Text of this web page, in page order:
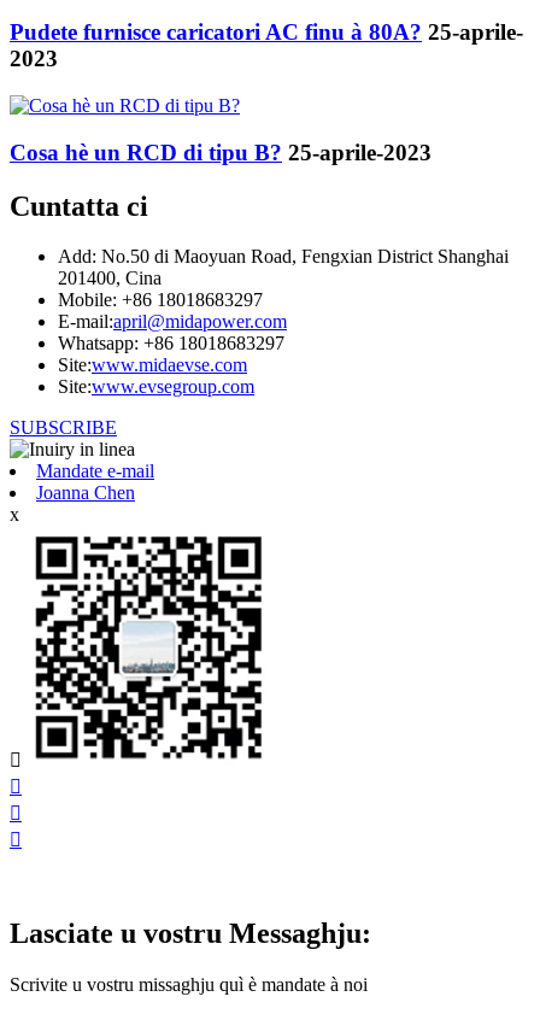
Pudete furnisce caricatori AC finu à 80A? 25-aprile-
2023
Cosa hè un RCD di tipu B? 25-aprile-2023
Cuntatta ci
Add: No.50 di Maoyuan Road, Fengxian District Shanghai
201400, Cina
Mobile: +86 18018683297
E-mail:april@midapower.com
Whatsapp: +86 18018683297
Site:www.midaevse.com
Site:www.evsegroup.com
SUBSCRIBE
Mandate e-mail
Joanna Chen
x




Lasciate u vostru Messaghju:
Scrivite u vostru missaghju quì è mandate à noi